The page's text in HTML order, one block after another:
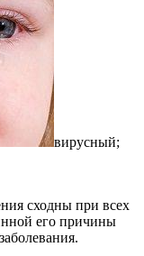
вирусный;
сходны при всех
его причины